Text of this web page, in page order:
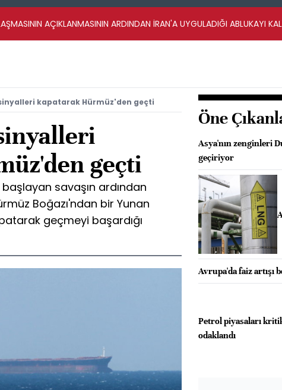
AÇIKLANMASININ ARDINDAN İRAN'A UYGULADIĞI ABLUKAYI
kapatarak Hürmüz'den geçti
geçti
savaşın ardından
Boğazı'ndan bir Yunan
geçmeyi başardığı
Öne
Asya'nın zenginleri
geçiriyor
Avrupa'da faiz artışı
Petrol piyasaları
odaklandı